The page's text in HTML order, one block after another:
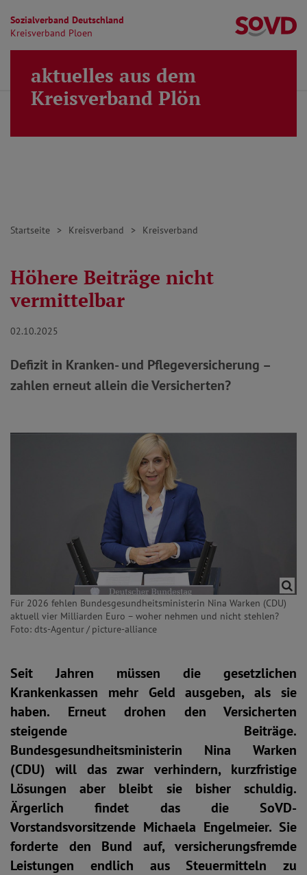
Sozialverband Deutschland
Kreisverband Ploen
Direkt zu den Inhalten springen
MENÜ
aktuelles aus dem
Kreisverband Plön
Startseite Kreisverband Kreisverband
Höhere Beiträge nicht
vermittelbar
02.10.2025
Defizit in Kranken- und Pflegeversicherung –
zahlen erneut allein die Versicherten?
Für 2026 fehlen Bundesgesundheitsministerin Nina Warken (CDU)
aktuell vier Milliarden Euro – woher nehmen und nicht stehlen?
Foto: dts-Agentur / picture-alliance
Seit Jahren müssen die gesetzlichen
Krankenkassen mehr Geld ausgeben, als sie
haben. Erneut drohen den Versicherten
steigende Beiträge.
Bundesgesundheitsministerin Nina Warken
(CDU) will das zwar verhindern, kurzfristige
Lösungen aber bleibt sie bisher schuldig.
Ärgerlich findet das die SoVD-
Vorstandsvorsitzende Michaela Engelmeier. Sie
forderte den Bund auf, versicherungsfremde
Leistungen endlich aus Steuermitteln zu